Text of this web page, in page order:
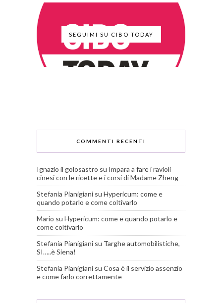
SEGUIMI SU CIBO TODAY
COMMENTI RECENTI
Ignazio il golosastro su Impara a fare i ravioli
cinesi con le ricette e i corsi di Madame Zheng
Stefania Pianigiani su Hypericum: come e
quando potarlo e come coltivarlo
Mario su Hypericum: come e quando potarlo e
come coltivarlo
Stefania Pianigiani su Targhe automobilistiche,
SI…..è Siena!
Stefania Pianigiani su Cosa è il servizio assenzio
e come farlo correttamente